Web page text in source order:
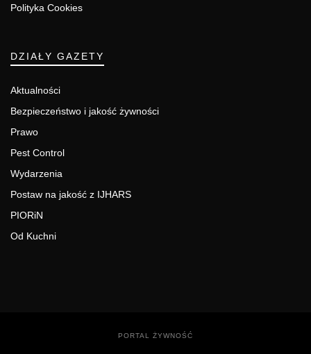
Polityka Cookies
DZIAŁY GAZETY
Aktualności
Bezpieczeństwo i jakość żywności
Prawo
Pest Control
Wydarzenia
Postaw na jakość z IJHARS
PIORiN
Od Kuchni
PORTAL ŻYWNOŚĆ